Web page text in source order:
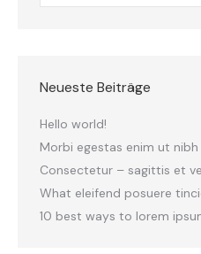
Neueste Beiträge
Hello world!
Morbi egestas enim ut
Consectetur – sagittis et
What eleifend posuere
10 best ways to lorem